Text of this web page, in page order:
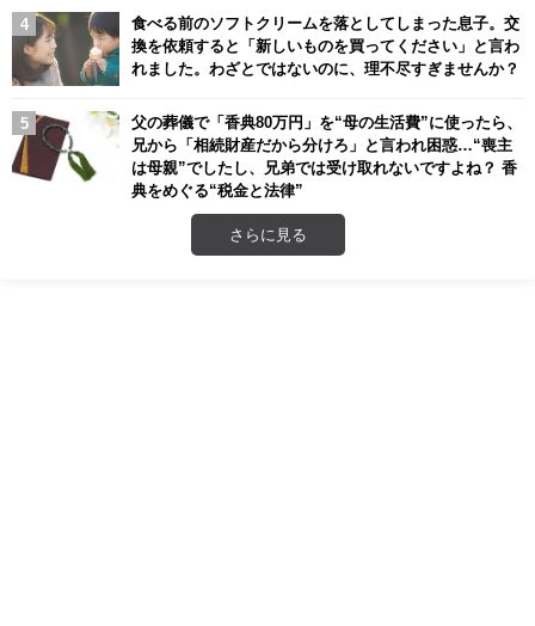
食べる前のソフトクリームを落としてしまった息子。交
換を依頼すると「新しいものを買ってください」と言わ
れました。わざとではないのに、理不尽すぎませんか？
父の葬儀で「香典80万円」を“母の生活費”に使ったら、
兄から「相続財産だから分けろ」と言われ困惑…“喪主
は母親”でしたし、兄弟では受け取れないですよね？ 香
典をめぐる“税金と法律”
さらに見る